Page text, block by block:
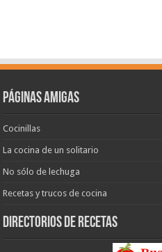
Páginas amigas
Cocinillas
La cocina de un solitario
No sólo de lechuga
Recetas y trucos de cocina
Directorios de recetas